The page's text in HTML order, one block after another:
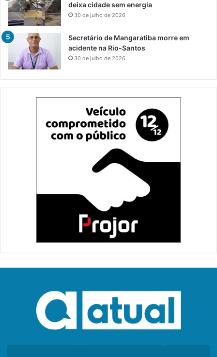
deixa cidade sem energia
30 de julho de 2026
Secretário de Mangaratiba morre em
acidente na Rio-Santos
30 de julho de 2026